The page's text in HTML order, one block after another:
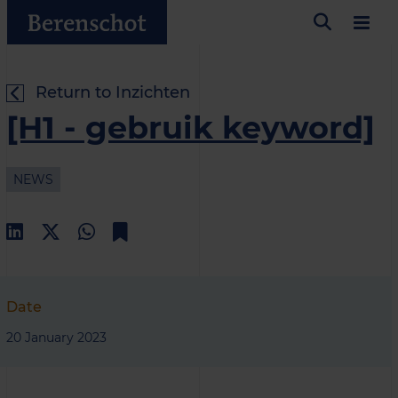
Return to Inzichten
[H1 - gebruik keyword]
NEWS
Date
20 January 2023